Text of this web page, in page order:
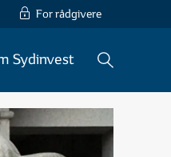
For rådgivere
Sydinvest